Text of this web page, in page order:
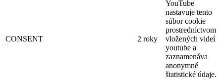
CONSENT 2 roky
YouTube
nastavuje tento
súbor cookie
prostredníctvom
vložených videí
youtube a
zaznamenáva
anonymné
štatistické údaje.